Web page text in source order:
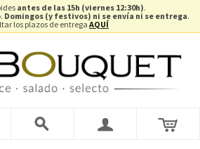
antes de las 15h (viernes 12:30h).
. Domingos (y festivos) ni se envía ni se entrega.
los plazos de entrega AQUÍ